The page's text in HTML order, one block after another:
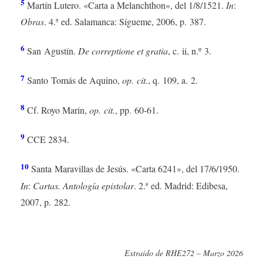
Martín Lutero. «Carta a Melanchthon», del 1/8/1521. In:
Obras. 4.ª ed. Salamanca: Sígueme, 2006, p. 387.
6San Agustín. De correptione et gratia, c. ii, n.º 3.
7Santo Tomás de Aquino, op. cit., q. 109, a. 2.
8Cf. Royo Marín, op. cit., pp. 60-61.
9CCE 2834.
10Santa Maravillas de Jesús. «Carta 6241», del 17/6/1950.
In: Cartas. Antología epistolar. 2.ª ed. Madrid: Edibesa,
2007, p. 282.
Extraído de RHE272 – Marzo 2026